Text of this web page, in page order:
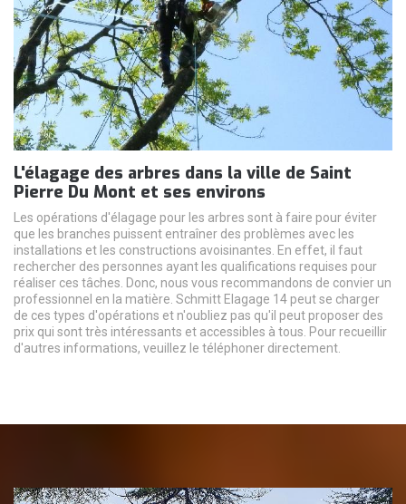
L'élagage des arbres dans la ville de Saint
Pierre Du Mont et ses environs
Les opérations d'élagage pour les arbres sont à faire pour éviter
que les branches puissent entraîner des problèmes avec les
installations et les constructions avoisinantes. En effet, il faut
rechercher des personnes ayant les qualifications requises pour
réaliser ces tâches. Donc, nous vous recommandons de convier un
professionnel en la matière. Schmitt Elagage 14 peut se charger
de ces types d'opérations et n'oubliez pas qu'il peut proposer des
prix qui sont très intéressants et accessibles à tous. Pour recueillir
d'autres informations, veuillez le téléphoner directement.